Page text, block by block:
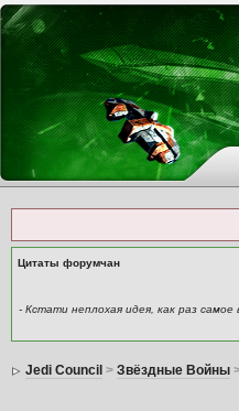
Цитаты форумчан
- Кстати неплохая идея, как раз
Jedi Council > Звёздные Войны